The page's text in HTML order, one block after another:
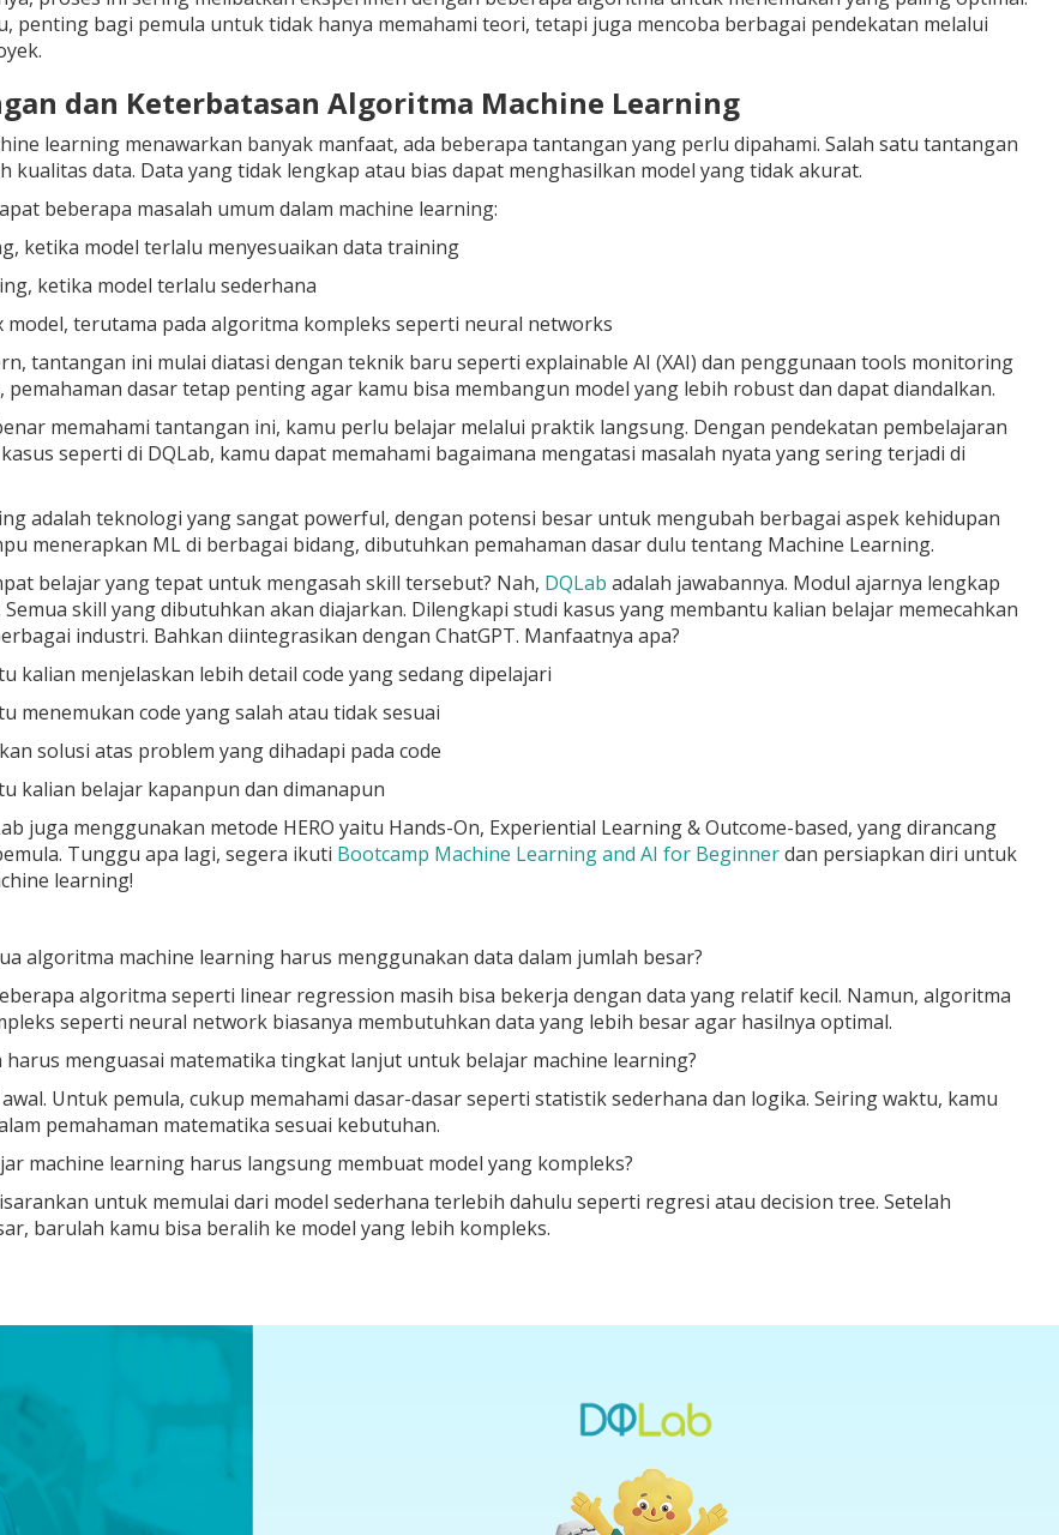
penting bagi pemula untuk tidak hanya memahami teori, tetapi juga mencoba berbagai pendekatan melalui
dan Keterbatasan Algoritma Machine Learning
learning menawarkan banyak manfaat, ada beberapa tantangan yang perlu dipahami. Salah satu tantangan
kualitas data. Data yang tidak lengkap atau bias dapat menghasilkan model yang tidak akurat.
beberapa masalah umum dalam machine learning:
ketika model terlalu menyesuaikan data training
ketika model terlalu sederhana
model, terutama pada algoritma kompleks seperti neural networks
tantangan ini mulai diatasi dengan teknik baru seperti explainable AI (XAI) dan penggunaan tools monitoring
pemahaman dasar tetap penting agar kamu bisa membangun model yang lebih robust dan dapat diandalkan.
memahami tantangan ini, kamu perlu belajar melalui praktik langsung. Dengan pendekatan pembelajaran
seperti di DQLab, kamu dapat memahami bagaimana mengatasi masalah nyata yang sering terjadi di
adalah teknologi yang sangat powerful, dengan potensi besar untuk mengubah berbagai aspek kehidupan
menerapkan ML di berbagai bidang, dibutuhkan pemahaman dasar dulu tentang Machine Learning.
belajar yang tepat untuk mengasah skill tersebut? Nah, DQLab adalah jawabannya. Modul ajarnya lengkap
Semua skill yang dibutuhkan akan diajarkan. Dilengkapi studi kasus yang membantu kalian belajar memecahkan
industri. Bahkan diintegrasikan dengan ChatGPT. Manfaatnya apa?
kalian menjelaskan lebih detail code yang sedang dipelajari
menemukan code yang salah atau tidak sesuai
solusi atas problem yang dihadapi pada code
kalian belajar kapanpun dan dimanapun
juga menggunakan metode HERO yaitu Hands-On, Experiential Learning & Outcome-based, yang dirancang
Tunggu apa lagi, segera ikuti Bootcamp Machine Learning and AI for Beginnerdan persiapkan diri untuk
learning!
algoritma machine learning harus menggunakan data dalam jumlah besar?
algoritma seperti linear regression masih bisa bekerja dengan data yang relatif kecil. Namun, algoritma
seperti neural network biasanya membutuhkan data yang lebih besar agar hasilnya optimal.
harus menguasai matematika tingkat lanjut untuk belajar machine learning?
Untuk pemula, cukup memahami dasar-dasar seperti statistik sederhana dan logika. Seiring waktu, kamu
pemahaman matematika sesuai kebutuhan.
machine learning harus langsung membuat model yang kompleks?
untuk memulai dari model sederhana terlebih dahulu seperti regresi atau decision tree. Setelah
barulah kamu bisa beralih ke model yang lebih kompleks.